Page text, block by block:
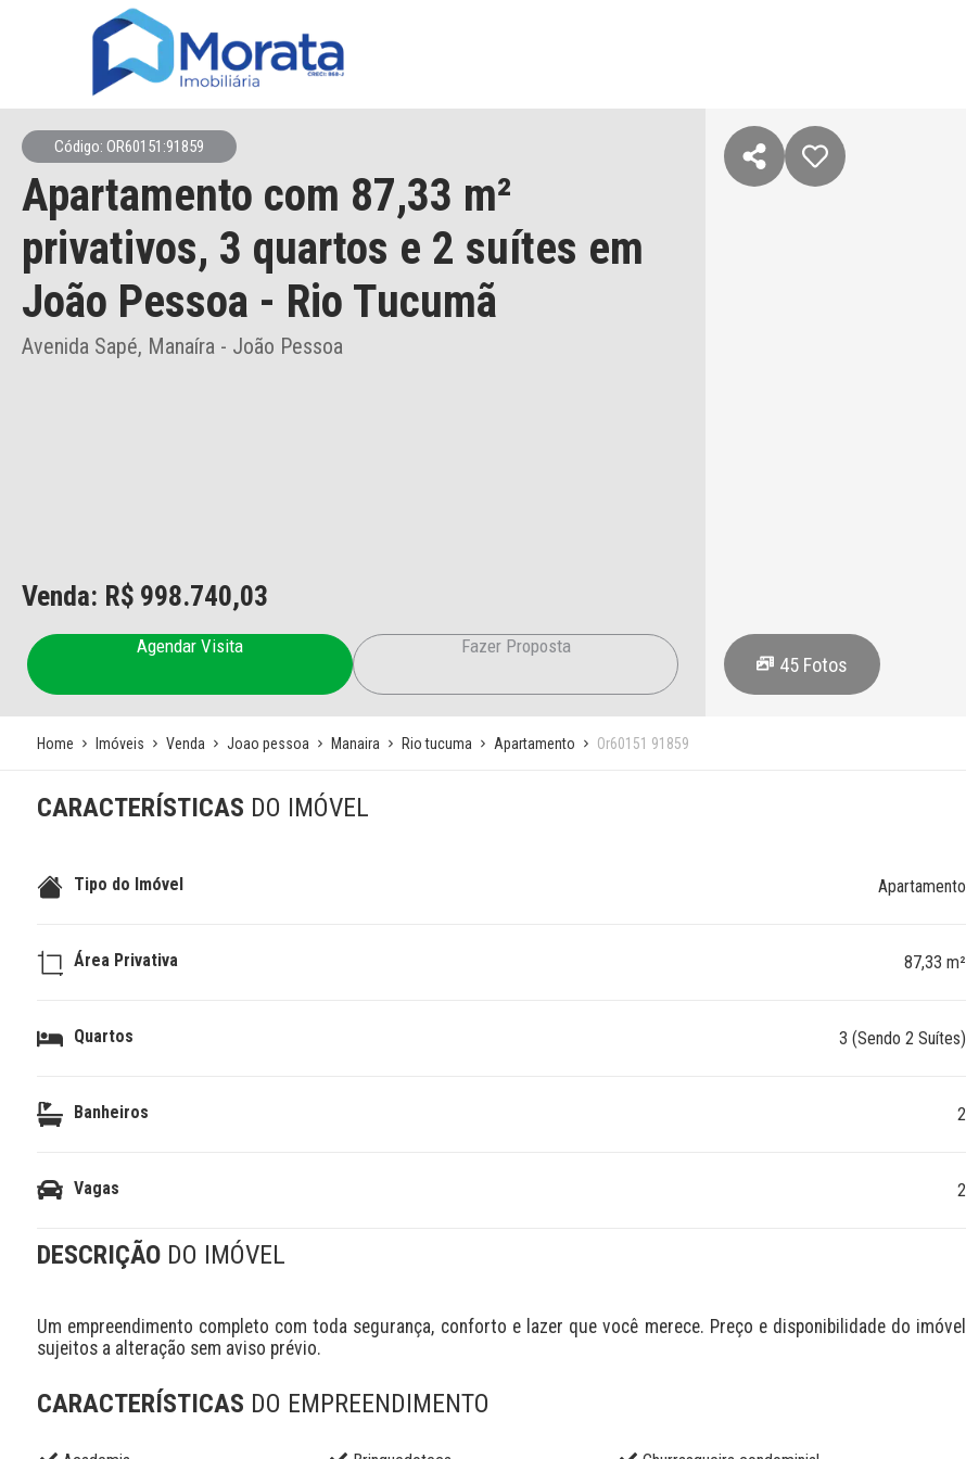
Código: OR60151:91859
Apartamento com 87,33 m²
privativos, 3 quartos e 2 suítes em
João Pessoa - Rio Tucumã
Avenida Sapé, Manaíra - João Pessoa
Venda: R$ 998.740,03
Agendar Visita Fazer Proposta
45 Fotos
Home Imóveis Venda Joao pessoa Manaira Rio tucuma Apartamento Or60151 91859
CARACTERÍSTICAS DO IMÓVEL
Tipo do Imóvel Apartamento
Área Privativa 87,33 m²
Quartos 3 (Sendo 2 Suítes)
Banheiros 2
Vagas 2
DESCRIÇÃO DO IMÓVEL
Um empreendimento completo com toda segurança, conforto e lazer que você merece. Preço e disponibilidade do imóvel
sujeitos a alteração sem aviso prévio.
CARACTERÍSTICAS DO EMPREENDIMENTO